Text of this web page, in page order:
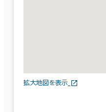
拡大地図を表示